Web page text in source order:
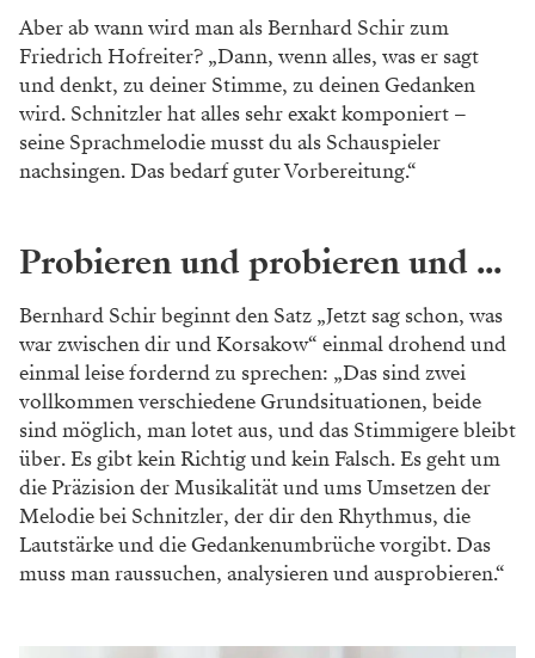
Aber ab wann wird man als Bernhard Schir zum
Friedrich Hofreiter? „Dann, wenn alles, was er sagt
und denkt, zu deiner Stimme, zu deinen Gedanken
wird. Schnitzler hat alles sehr exakt komponiert –
seine Sprachmelodie musst du als Schauspieler
nachsingen. Das bedarf guter Vorbereitung.“
Probieren und probieren und ...
Bernhard Schir beginnt den Satz „Jetzt sag schon, was
war zwischen dir und Korsakow“ einmal drohend und
einmal leise fordernd zu sprechen: „Das sind zwei
vollkommen verschiedene Grundsituationen, beide
sind möglich, man lotet aus, und das Stimmigere bleibt
über. Es gibt kein Richtig und kein Falsch. Es geht um
die Präzision der Musikalität und ums Umsetzen der
Melodie bei Schnitzler, der dir den Rhythmus, die
Lautstärke und die Gedankenumbrüche vorgibt. Das
muss man raussuchen, analysieren und ausprobieren.“